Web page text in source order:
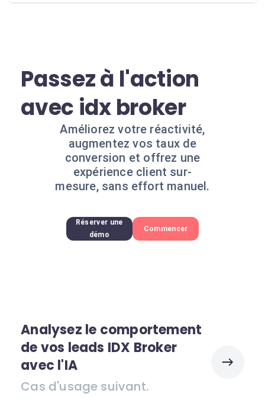
Passez à l'action
avec idx broker
Améliorez votre réactivité,
augmentez vos taux de
conversion et offrez une
expérience client sur-
mesure, sans effort manuel.
Réserver une
démo
Commencer
Analysez le comportement
de vos leads IDX Broker
avec l'IA
Cas d'usage suivant.